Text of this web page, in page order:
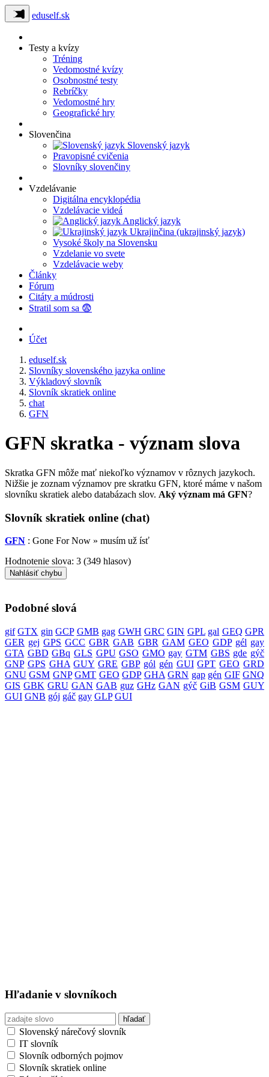
eduself.sk
Testy a kvízy
Tréning
Vedomostné kvízy
Osobnostné testy
Rebríčky
Vedomostné hry
Geografické hry
Slovenčina
Slovenský jazyk
Pravopisné cvičenia
Slovníky slovenčiny
Vzdelávanie
Digitálna encyklopédia
Vzdelávacie videá
Anglický jazyk
Ukrajinčina (ukrajinský jazyk)
Vysoké školy na Slovensku
Vzdelanie vo svete
Vzdelávacie weby
Články
Fórum
Citáty a múdrosti
Stratil som sa 😨
Účet
eduself.sk
Slovníky slovenského jazyka online
Výkladový slovník
Slovník skratiek online
chat
GFN
GFN skratka - význam slova
Skratka GFN môže mať niekoľko významov v rôznych jazykoch.
Nižšie je zoznam významov pre skratku GFN, ktoré máme v našom
slovníku skratiek alebo databázach slov. Aký význam má GFN?
Slovník skratiek online (chat)
GFN : Gone For Now » musím už ísť
Hodnotenie slova: 3 (349 hlasov)
Nahlásiť chybu
Podobné slová
gif GTX gin GCP GMB gag GWH GRC GIN GPL gal GEQ GPR
GER gej GPS GCC GBR GAB GBR GAM GEO GDP gél gay
GTA GBD GBq GLS GPU GSO GMO gay GTM GBS gde gýč
GNP GPS GHA GUY GRE GBP gól gén GUI GPT GEO GRD
GNU GSM GNP GMT GEO GDP GHA GRN gap gén GIF GNQ
GIS GBK GRU GAN GAB guz GHz GAN gýč GiB GSM GUY
GUI GNB gój gáč gay GLP GUI
Hľadanie v slovníkoch
Slovenský nárečový slovník
IT slovník
Slovník odborných pojmov
Slovník skratiek online